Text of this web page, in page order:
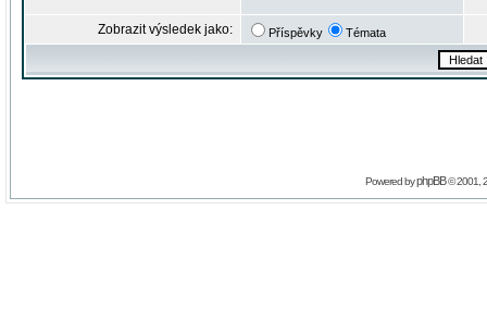
Zobrazit výsledek jako: Příspěvky Témata
Powered byphpBB© 2001,